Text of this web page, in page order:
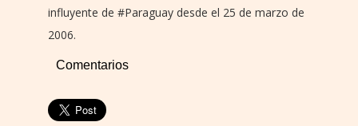
influyente de ‪#‎Paraguay desde el 25 de marzo de
2006.
Comentarios